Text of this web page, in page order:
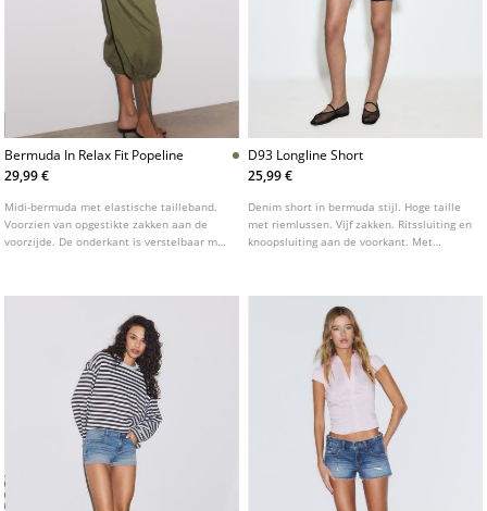
Bermuda In Relax Fit Popeline
29,99 €
Midi-bermuda met elastische tailleband.
Voorzien van opgestikte zakken aan de
voorzijde. De onderkant is verstelbaar met
D93 Longline Short
25,99 €
Denim short in bermuda stijl. Hoge taille
met riemlussen. Vijf zakken. Ritssluiting en
knoopsluiting aan de voorkant. Met